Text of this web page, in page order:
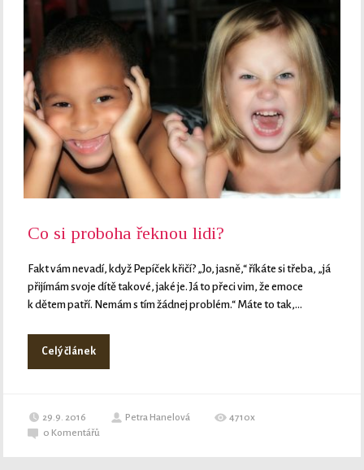
Co si proboha řeknou lidi?
Fakt vám nevadí, když Pepíček křičí? „Jo, jasně,“ říkáte si třeba, „já
přijímám svoje dítě takové, jaké je. Já to přeci vim, že emoce
k dětem patří. Nemám s tím žádnej problém.“ Máte to tak,...
Celý článek
29.9. 2016 Petra Hanelová
4710x
0 Komentářů